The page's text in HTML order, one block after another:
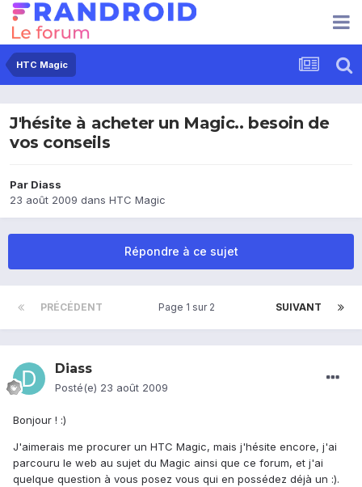
HTC Magic
J'hésite à acheter un Magic.. besoin de
vos conseils
Par Diass
23 août 2009 dans HTC Magic
Répondre à ce sujet
PRÉCÉDENT SUIVANT
Page 1 sur 2
Diass
Posté(e) 23 août 2009
Bonjour ! :)
J'aimerais me procurer un HTC Magic, mais j'hésite encore, j'ai
parcouru le web au sujet du Magic ainsi que ce forum, et j'ai
quelque question à vous posez vous qui en possédez déjà un :).